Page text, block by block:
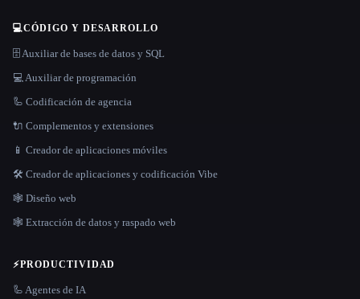
💻CÓDIGO Y DESARROLLO
🗄️ Auxiliar de bases de datos y SQL
💻 Auxiliar de programación
🦾 Codificación de agencia
🔌 Complementos y extensiones
📱 Creador de aplicaciones móviles
🛠️ Creador de aplicaciones y codificación Vibe
🕸 Diseño web
🕸️ Extracción de datos y raspado web
⚡PRODUCTIVIDAD
🦾 Agentes de IA